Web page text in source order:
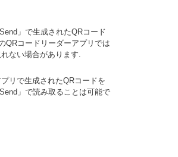
Send」で生成されたQRコード
QRコードリーダーアプリでは
ない場合があります.
リで生成されたQRコードを
Send」で読み取ることは可能で